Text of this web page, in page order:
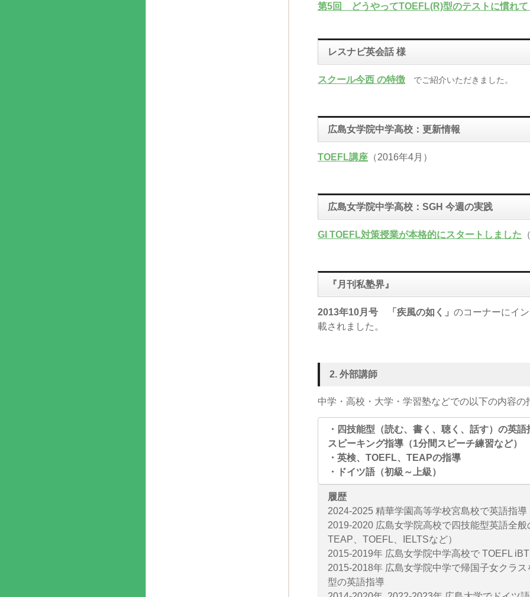
第5回 どうやってTOEFL(R)型のテストに慣れて
レスナビ英会話 様
スクール今西 の特徴 でご紹介いただきました。
広島女学院中学高校：更新情報
TOEFL講座 （2016年4月）
広島女学院中学高校：SGH 今週の実践
GI TOEFL対策授業が本格的にスタートしました
『月刊私塾界』
2013年10月号 「疾風の如く」 のコーナーにイ
載されました。
2. 外部講師
中学・高校・大学・ 学習塾などでの以下の内容の
・四技能型（読む、書く、聴く、話す）の英
スピーキング指導（1分間スピーチ練習など）
・英検、TOEFL、TEAPの指導
・ドイツ語（初級～上級）
履歴
2024-2025 精華学園高等学校宮島校で英語指導
2019-2020 広島女学院高校で四技能型英語全
TEAP、TOEFL、IELTSなど）
2015-2019年 広島女学院中学高校で TOEFL
2015-2018年 広島女学院中学で帰国子女クラ
型の英語指導